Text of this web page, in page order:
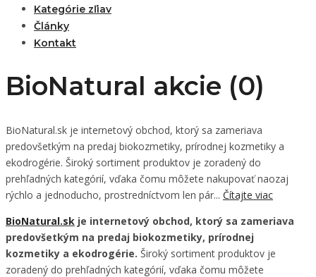
Kategórie zľiav
Články
Kontakt
BioNatural akcie (0)
BioNatural.sk je internetový obchod, ktorý sa zameriava
predovšetkým na predaj biokozmetiky, prírodnej kozmetiky a
ekodrogérie. Široký sortiment produktov je zoradený do
prehľadných kategórií, vďaka čomu môžete nakupovať naozaj
rýchlo a jednoducho, prostredníctvom len pár... Čítajte viac
BioNatural.sk je internetový obchod, ktorý sa zameriava
predovšetkým na predaj biokozmetiky, prírodnej
kozmetiky a ekodrogérie. Široký sortiment produktov je
zoradený do prehľadných kategórií, vďaka čomu môžete